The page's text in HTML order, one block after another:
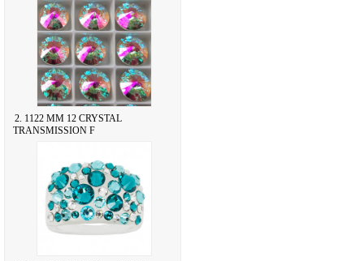
2. 1122 MM 12 CRYSTAL
TRANSMISSION F